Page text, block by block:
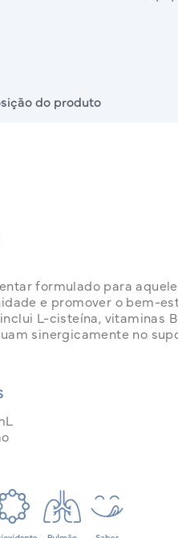
do produto
formulado para
e promover o bem-
L-cisteína, vitaminas
sinergicamente no